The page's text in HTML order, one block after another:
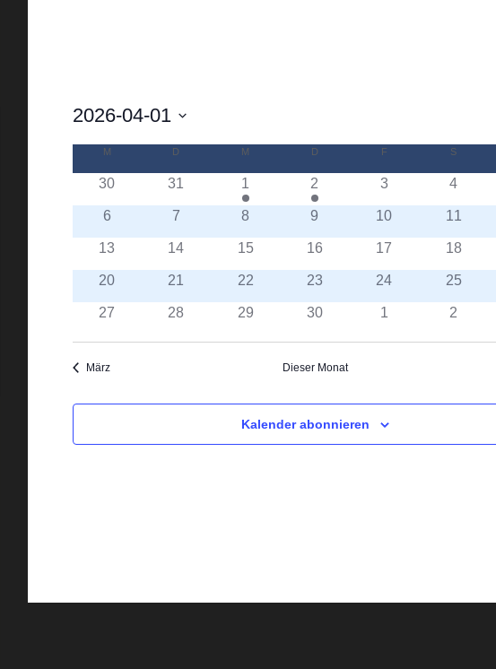
2026-04-01
Kalender
von
Veranstaltungen
M D M D DONNERSTAG
F S
30 31 1 2 3 4
6 7 8 9 10 11
13 14 15 16 17 18
20 21 22 23 24 25
27 28 29 30 1 2
März Dieser Monat
Kalender abonnieren